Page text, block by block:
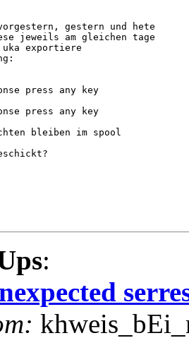
gestern und hete
jeweils am gleichen tage
exportiere
press any key
press any key
bleiben im spool
: